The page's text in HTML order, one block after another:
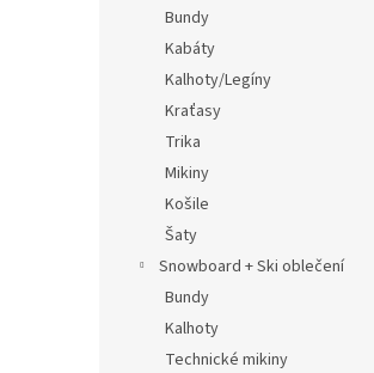
Bundy
Kabáty
Kalhoty/Legíny
Kraťasy
Trika
Mikiny
Košile
Šaty
Snowboard + Ski oblečení
Bundy
Kalhoty
Technické mikiny